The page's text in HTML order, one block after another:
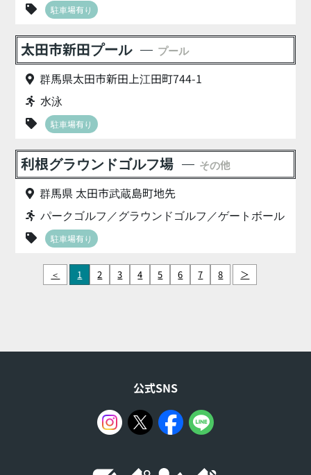
駐車場有り
太田市新田プール プール
群馬県太田市新田上江田町744-1
水泳
駐車場有り
利根グラウンドゴルフ場 その他
群馬県 太田市武蔵島町地先
パークゴルフ／グラウンドゴルフ／ゲートボール
駐車場有り
＜ 1 2 3 4 5 6 7 8 ＞
公式SNS